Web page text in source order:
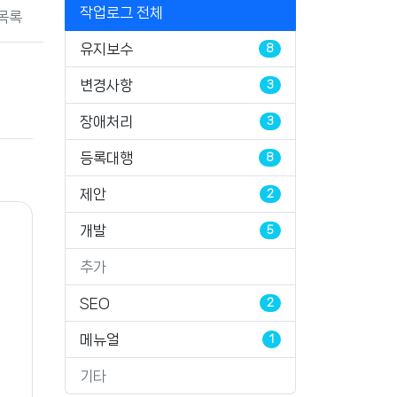
록 작업로그 전체
유지보수 8
변경사항 3
장애처리 3
등록대행 8
제안 2
개발 5
추가
SEO 2
메뉴얼 1
기타